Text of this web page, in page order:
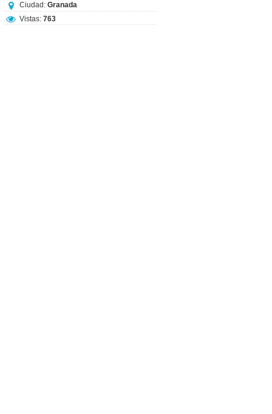
Ciudad: Granada
Vistas: 763